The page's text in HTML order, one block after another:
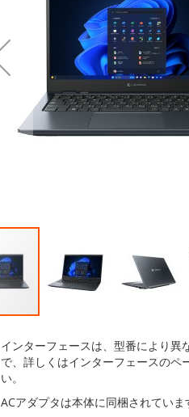
インターフェースは、型番により異
で、詳しくはインターフェースのペ
い。
ACアダプタは本体に同梱されていま